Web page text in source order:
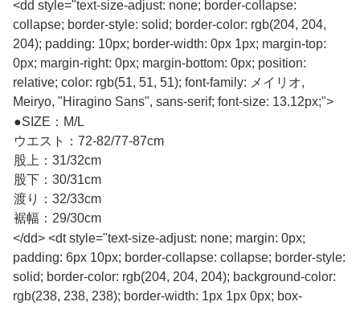
<dd style="text-size-adjust: none; border-collapse:
collapse; border-style: solid; border-color: rgb(204, 204,
204); padding: 10px; border-width: 0px 1px; margin-top:
0px; margin-right: 0px; margin-bottom: 0px; position:
relative; color: rgb(51, 51, 51); font-family: メイリオ,
Meiryo, "Hiragino Sans", sans-serif; font-size: 13.12px;">
●SIZE：M/L
ウエスト：72-82/77-87cm
股上：31/32cm
股下：30/31cm
渡り：32/33cm
裾幅：29/30cm
</dd> <dt style="text-size-adjust: none; margin: 0px;
padding: 6px 10px; border-collapse: collapse; border-style:
solid; border-color: rgb(204, 204, 204); background-color:
rgb(238, 238, 238); border-width: 1px 1px 0px; box-